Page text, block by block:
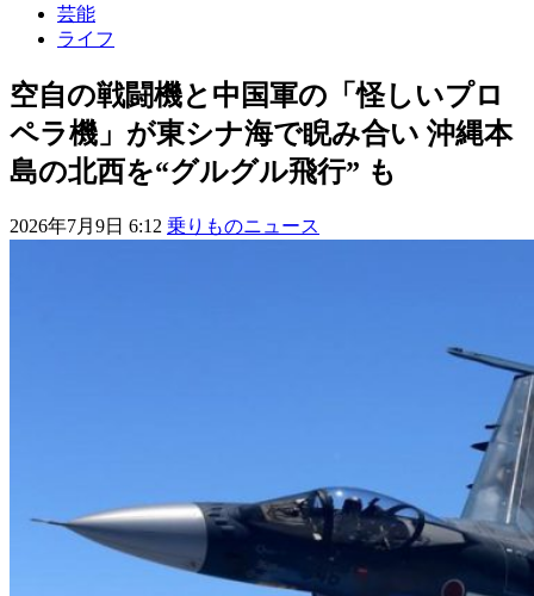
芸能
ライフ
空自の戦闘機と中国軍の「怪しいプロ
ペラ機」が東シナ海で睨み合い 沖縄本
島の北西を“グルグル飛行” も
2026年7月9日 6:12 乗りものニュース